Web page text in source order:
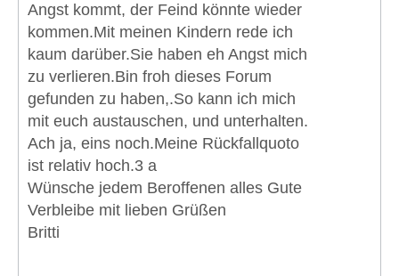
Angst kommt, der Feind könnte wieder
kommen.Mit meinen Kindern rede ich
kaum darüber.Sie haben eh Angst mich
zu verlieren.Bin froh dieses Forum
gefunden zu haben,.So kann ich mich
mit euch austauschen, und unterhalten.
Ach ja, eins noch.Meine Rückfallquoto
ist relativ hoch.3 a
Wünsche jedem Beroffenen alles Gute
Verbleibe mit lieben Grüßen
Britti